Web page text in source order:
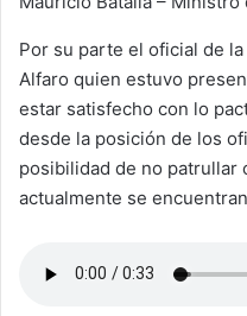
Por su parte el oficial de
Alfaro quien estuvo
estar satisfecho con lo
desde la posición de los
posibilidad de no patrullar
actualmente se